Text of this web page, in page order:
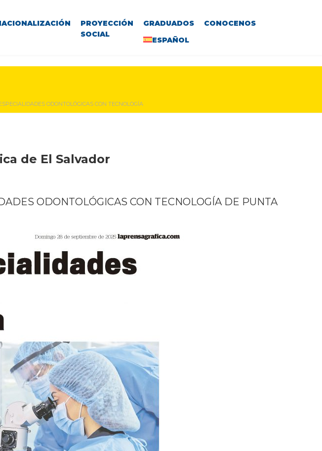
PROYECCIÓN
SOCIAL
GRADUADOS
CONOCENOS
ESPAÑOL
ODONTOLÓGICAS CON TECNOLOGÍA
de El Salvador
ODONTOLÓGICAS CON TECNOLOGÍA DE PUNTA